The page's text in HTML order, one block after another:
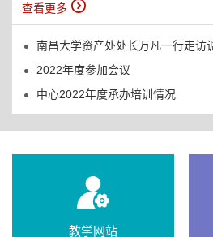
查看更多
南昌大学资产处处长万凡一行走访
2022年度参加会议
中心2022年度承办培训情况
教学网站